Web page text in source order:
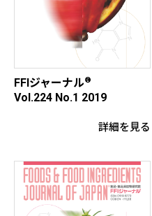
FFIジャーナル®
Vol.224 No.1 2019
詳細を見る